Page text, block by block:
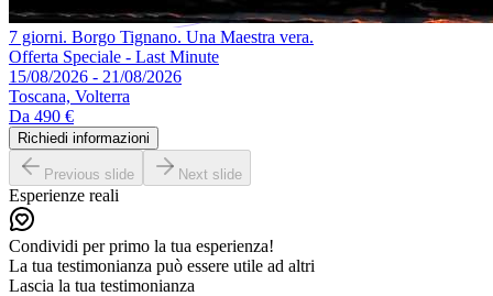
7 giorni. Borgo Tignano. Una Maestra vera.
Offerta Speciale - Last Minute
15/08/2026 - 21/08/2026
Toscana, Volterra
Da 490 €
Richiedi informazioni
Previous slide Next slide
Esperienze reali
Condividi per primo la tua esperienza!
La tua testimonianza può essere utile ad altri
Lascia la tua testimonianza